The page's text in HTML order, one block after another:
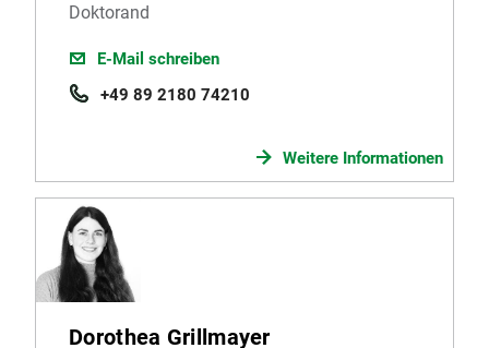
Doktorand
E-Mail schreiben
+49 89 2180 74210
Weitere Informationen
Dorothea Grillmayer